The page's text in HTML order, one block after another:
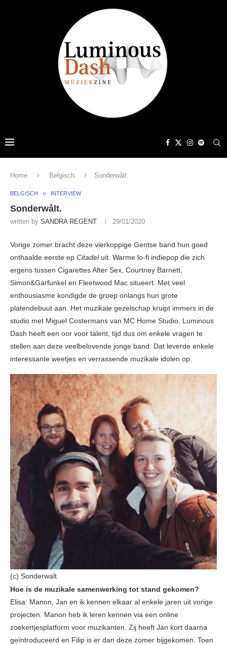
Home Belgisch Sonderwålt.
BELGISCH INTERVIEW
Sonderwålt.
written by SANDRA REGENT 29/01/2020
Vorige zomer bracht deze vierkoppige Gentse band hun goed
onthaalde eerste ep Citadeluit. Warme lo-fi indiepop die zich
ergens tussen Cigarettes After Sex, Courtney Barnett,
Simon&Garfunkel en Fleetwood Mac situeert. Met veel
enthousiasme kondigde de groep onlangs hun grote
platendebuut aan. Het muzikale gezelschap kruipt immers in de
studio met Miguel Costermans van MC Home Studio. Luminous
Dash heeft een oor voor talent, tijd dus om enkele vragen te
stellen aan deze veelbelovende jonge band. Dat leverde enkele
interessante weetjes en verrassende muzikale idolen op.
(c) Sonderwalt
Hoe is de muzikale samenwerking tot stand gekomen?
Elisa: Manon, Jan en ik kennen elkaar al enkele jaren uit vorige
projecten. Manon heb ik leren kennen via een online
zoekertjesplatform voor muzikanten. Zij heeft Jan kort daarna
geïntroduceerd en Filip is er dan deze zomer bijgekomen. Toen